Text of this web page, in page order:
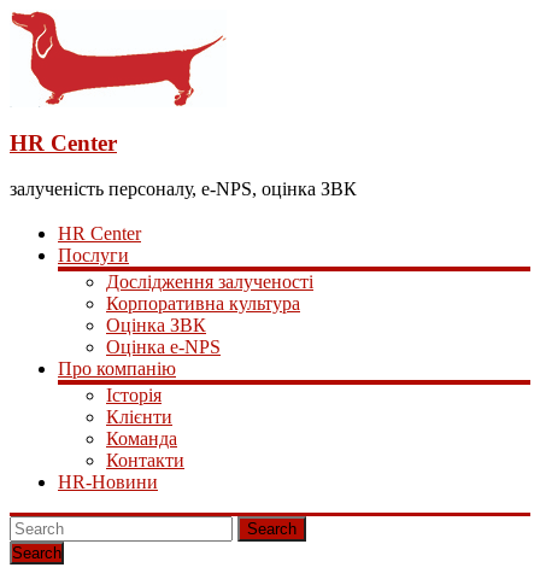
HR Center
залученість персоналу, e-NPS, оцінка ЗВК
HR Center
Послуги
Дослідження залученості
Корпоративна культура
Оцінка ЗВК
Оцінка e-NPS
Про компанію
Історія
Клієнти
Команда
Контакти
HR-Новини
Search